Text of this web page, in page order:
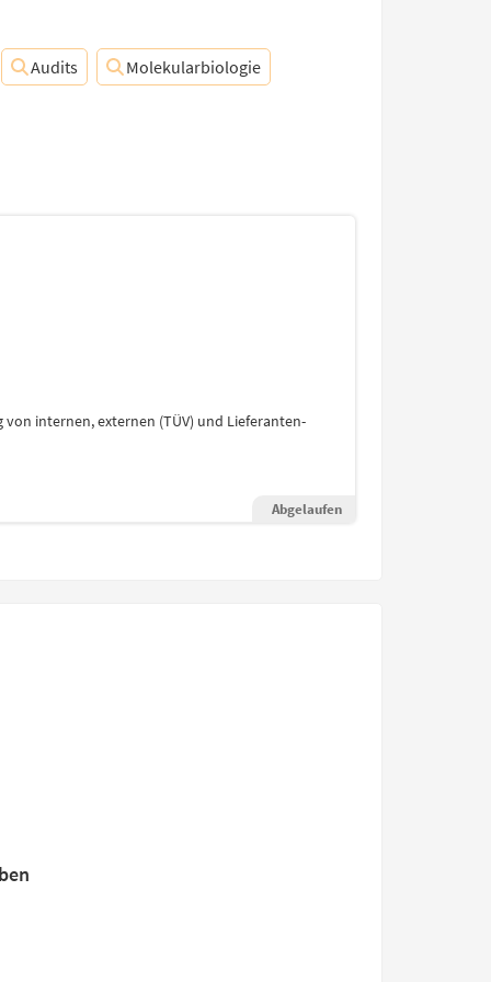
Audits Molekularbiologie
internen, externen (TÜV) und Lieferanten-
Abgelaufen